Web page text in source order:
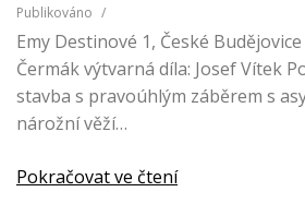
Publikováno /
Emy Destinové 1, České
Čermák výtvarná díla: Josef Vítek
stavba s pravoúhlým záběrem s
nárožní věží…
Pokračovat ve čtení